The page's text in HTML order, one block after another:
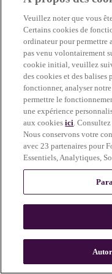
n
Veuillez noter que vous
Certains cookies de
ordinateur pour permettre
pas venu volontairement
cookie initial, veuillez
des cookies et des balises
fonctionner, analyser
permettre le
une expérience
aux cookiesici.
Nous conservons votre
avec 23 partenaires pour
Essentiels, Analytiques,